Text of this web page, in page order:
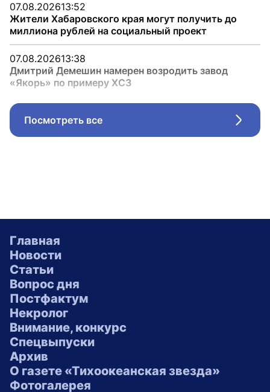
07.08.202613:52
Жители Хабаровского края могут получить до
миллиона рублей на социальный проект
07.08.202613:38
Дмитрий Демешин намерен возродить завод
«Якорь» по примеру ХСЗ
Посмотреть все
Главная
Новости
Статьи
Вопрос дня
Постфактум
Некролог
Внимание, конкурс
Спецвыпуски
Архив
О газете «Тихоокеанская звезда»
Фотогалерея